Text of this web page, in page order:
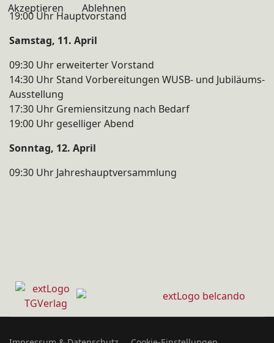
19:00 Uhr Hauptvorstand
Samstag, 11. April
09:30 Uhr erweiterter Vorstand
14:30 Uhr Stand Vorbereitungen WUSB- und Jubiläums-
Ausstellung
17:30 Uhr Gremiensitzung nach Bedarf
19:00 Uhr geselliger Abend
Sonntag, 12. April
09:30 Uhr Jahreshauptversammlung
Akzeptieren Ablehnen